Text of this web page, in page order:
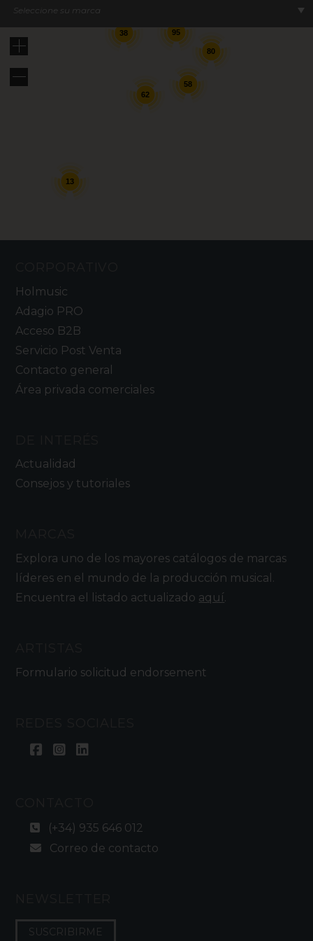
Seleccione su marca
95
58
62
13
80
38
Holmusic
Adagio PRO
Acceso B2B
Servicio Post Venta
Contacto general
Área privada comerciales
Actualidad
Consejos y tutoriales
Explora uno de los mayores catálogos de marcas
líderes en el mundo de la producción musical.
Encuentra el listado actualizado aquí.
Formulario solicitud endorsement
(+34) 935 646 012
Correo de contacto
SUSCRIBIRME